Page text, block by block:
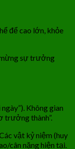
để cao lớn, khỏe
mừng sự trưởng
Không gian
trưởng thành”.
vật kỷ niệm (huy
cân nặng hiện tại.